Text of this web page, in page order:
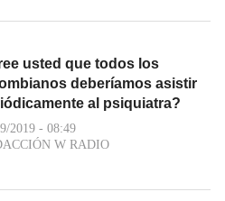
usted que todos los
deberíamos asistir
al psiquiatra?
2019 - 08:49
W RADIO